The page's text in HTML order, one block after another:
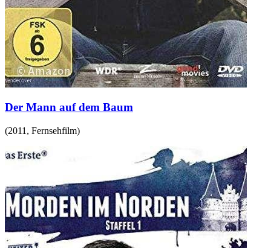
Der Mann auf dem Baum
(2011 , Fernsehfilm)